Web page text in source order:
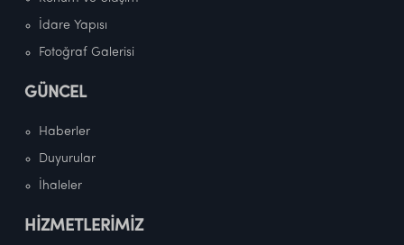
İdare Yapısı
Fotoğraf Galerisi
GÜNCEL
Haberler
Duyurular
İhaleler
HİZMETLERİMİZ